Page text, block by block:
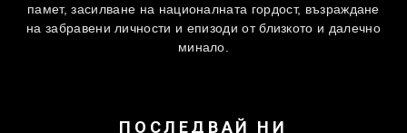
памет, засилване на националната гордост, възраждане
на забравени личности и епизоди от близкото и далечно
минало.
ПОСЛЕДВАЙ НИ